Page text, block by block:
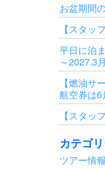
お盆期間
【スタ
平日に泊
～2027.3
【燃油サ
航空券は6
【スタ
カテゴ
ツアー情報